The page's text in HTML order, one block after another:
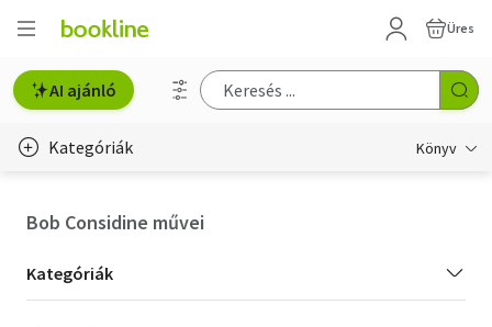
Üres
AI ajánló
Kategóriák Könyv
Bob Considine művei
Kategória
szűrés
Kategóriák